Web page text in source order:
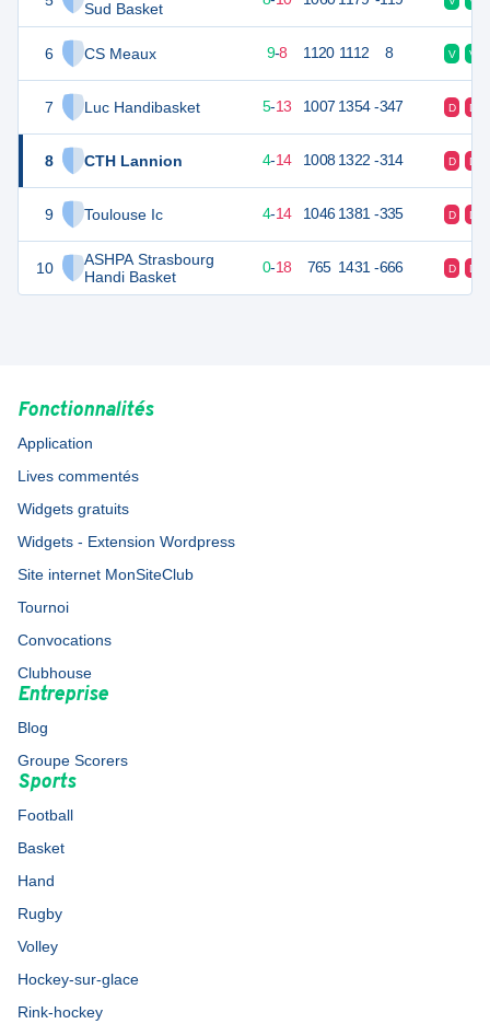
Sud Basket
6 CS Meaux
7 Luc Handibasket
8 CTH Lannion
9 Toulouse Ic
10
ASHPA Strasbourg
Handi Basket
9-8 1120 1112 8 V V
23 5-13 1007 1354 -347 D D
4-14 1008 1322 -314 D D
4-14 1046 1381 -335 D D
18 0-18 765 1431 -666 D D
Fonctionnalités
Application
Lives commentés
Widgets gratuits
Widgets - Extension Wordpress
Site internet MonSiteClub
Tournoi
Convocations
Clubhouse
Entreprise
Blog
Groupe Scorers
Sports
Football
Basket
Hand
Rugby
Volley
Hockey-sur-glace
Rink-hockey